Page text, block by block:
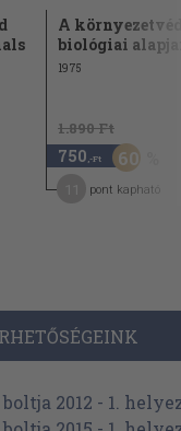
A
biológiai alapjai
1975
1.890 Ft
750 ,-Ft 60
pont kapható